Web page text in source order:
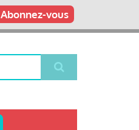
Abonnez-vous